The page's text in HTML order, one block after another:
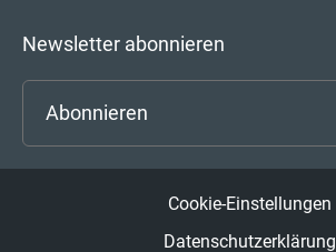
Newsletter abonnieren
Abonnieren
Cookie-Einstellungen
Datenschutzerklärung